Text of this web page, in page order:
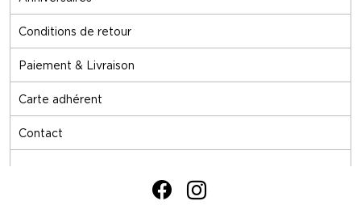
Conditions de retour
Paiement & Livraison
Carte adhérent
Contact